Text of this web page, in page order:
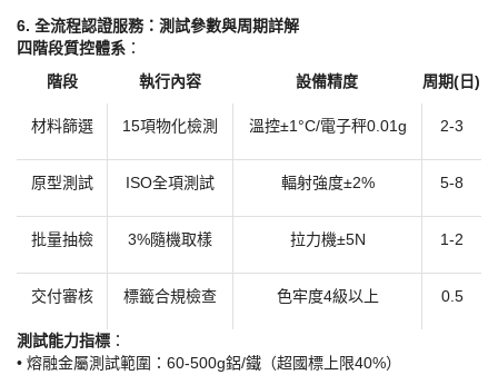
​6. 全流程認證服務：測試參數與周期詳解​
​四階段質控體系​ ​：
階段
執行內容 設備精度 周期(日)
材料篩選 15項物化檢測 溫控±1°C/電子秤0.01g 2-3
原型測試 ISO全項測試 輻射強度±2% 5-8
批量抽檢 3%隨機取樣 拉力機±5N 1-2
交付審核 標籤合規檢查 色牢度4級以上 0.5
​測試能力指標​ ​：
• 熔融金屬測試範圍：60-500g鋁/鐵（超國標上限40%）